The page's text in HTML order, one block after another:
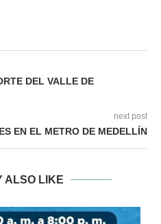
DEL VALLE DE
next post
EN EL METRO DE MEDELLÍN
ALSO LIKE